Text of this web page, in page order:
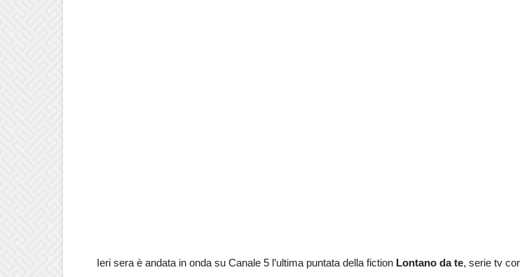
Ieri sera è andata in onda su Canale 5 l’ultima puntata della fiction Lontano da te, serie tv